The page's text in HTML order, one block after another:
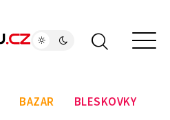
BAZAR BLESKOVKY